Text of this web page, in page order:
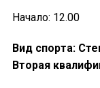
Начало: 12.00
Вид спорта:
Вторая